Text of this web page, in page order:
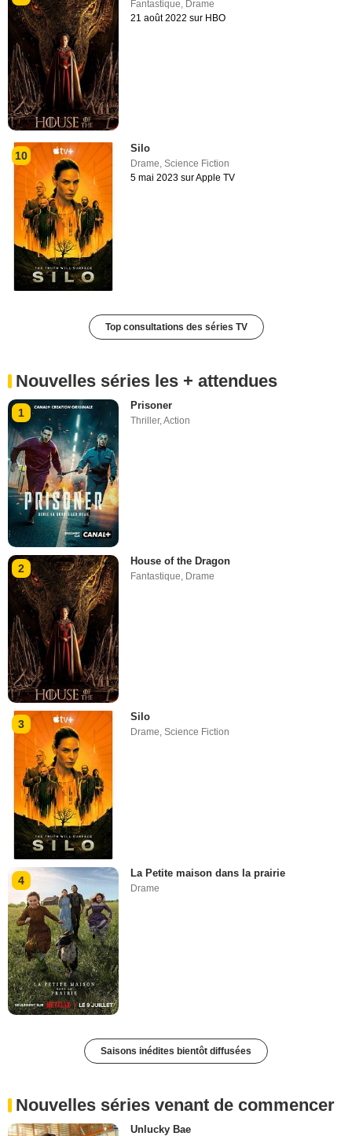
Fantastique, Drame
21 août 2022 sur HBO
10
Silo
Drame,Science Fiction
5 mai 2023 sur Apple TV
Top consultations des séries TV
Nouvelles séries les + attendues
1
Prisoner
Thriller,Action
2
House of the Dragon
Fantastique, Drame
3
Silo
Drame,Science Fiction
4
La Petite maison dans la prairie
Drame
Saisons inédites bientôt diffusées
Nouvelles séries venant de commencer
Unlucky Bae